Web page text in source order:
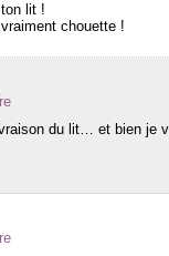
lit !
chouette !
du lit… et bien je